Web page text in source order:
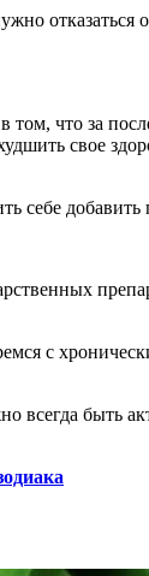
что за
свое
себе
с
всегда быть